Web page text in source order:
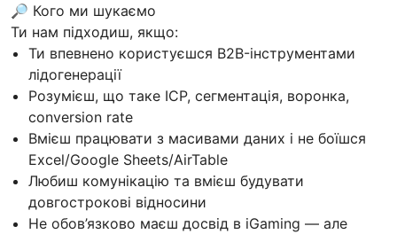
🔎 Кого ми шукаємо
Ти нам підходиш, якщо:
Ти впевнено користуєшся B2B-інструментами
лідогенерації
Розумієш, що таке ICP, сегментація, воронка,
conversion rate
Вмієш працювати з масивами даних і не боїшся
Excel/Google Sheets/AirTable
Любиш комунікацію та вмієш будувати
довгострокові відносини
Не обов’язково маєш досвід в iGaming — але